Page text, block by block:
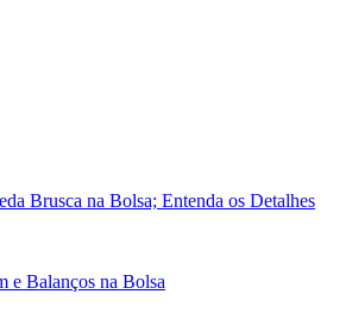
Brusca na Bolsa; Entenda os Detalhes
e Balanços na Bolsa